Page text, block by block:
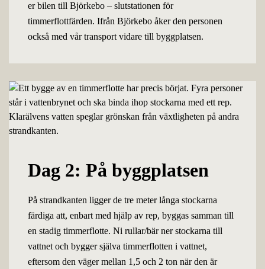
er bilen till Björkebo – slutstationen för
timmerflottfärden. Ifrån Björkebo åker den personen
också med vår transport vidare till byggplatsen.
Dag 2: På byggplatsen
På strandkanten ligger de tre meter långa stockarna
färdiga att, enbart med hjälp av rep, byggas samman till
en stadig timmerflotte. Ni rullar/bär ner stockarna till
vattnet och bygger själva timmerflotten i vattnet,
eftersom den väger mellan 1,5 och 2 ton när den är